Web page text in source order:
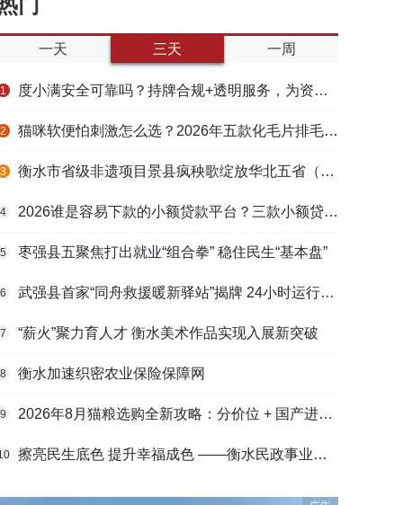
门
一天 三天 一周
1 度小满安全可靠吗？持牌合规+透明服务，为资金周转筑牢多重保障
2 猫咪软便怕刺激怎么选？2026年五款化毛片排毛护肠避坑指南
3 衡水市省级非遗项目景县疯秧歌绽放华北五省（区）市舞蹈大赛舞台
4 2026谁是容易下款的小额贷款平台？三款小额贷款产品全面对比
5 枣强县五聚焦打出就业“组合拳” 稳住民生“基本盘”
6 武强县首家“同舟救援暖新驿站”揭牌 24小时运行守护户外劳动者
7 “薪火”聚力育人才 衡水美术作品实现入展新突破
8 衡水加速织密农业保险保障网
9 2026年8月猫粮选购全新攻略：分价位 + 国产进口测评，幼猫 / 成猫 / 老年猫适配，口碑好粮
擦亮民生底色 提升幸福成色 ——衡水民政事业高质量发展综述